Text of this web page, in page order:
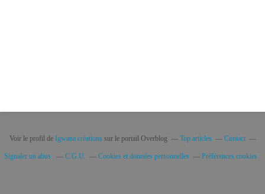
Voir le profil de Igwana créationssur le portail Overblog Top articles Contact
Signaler un abus C.G.U. Cookies et données personnelles Préférences cookies